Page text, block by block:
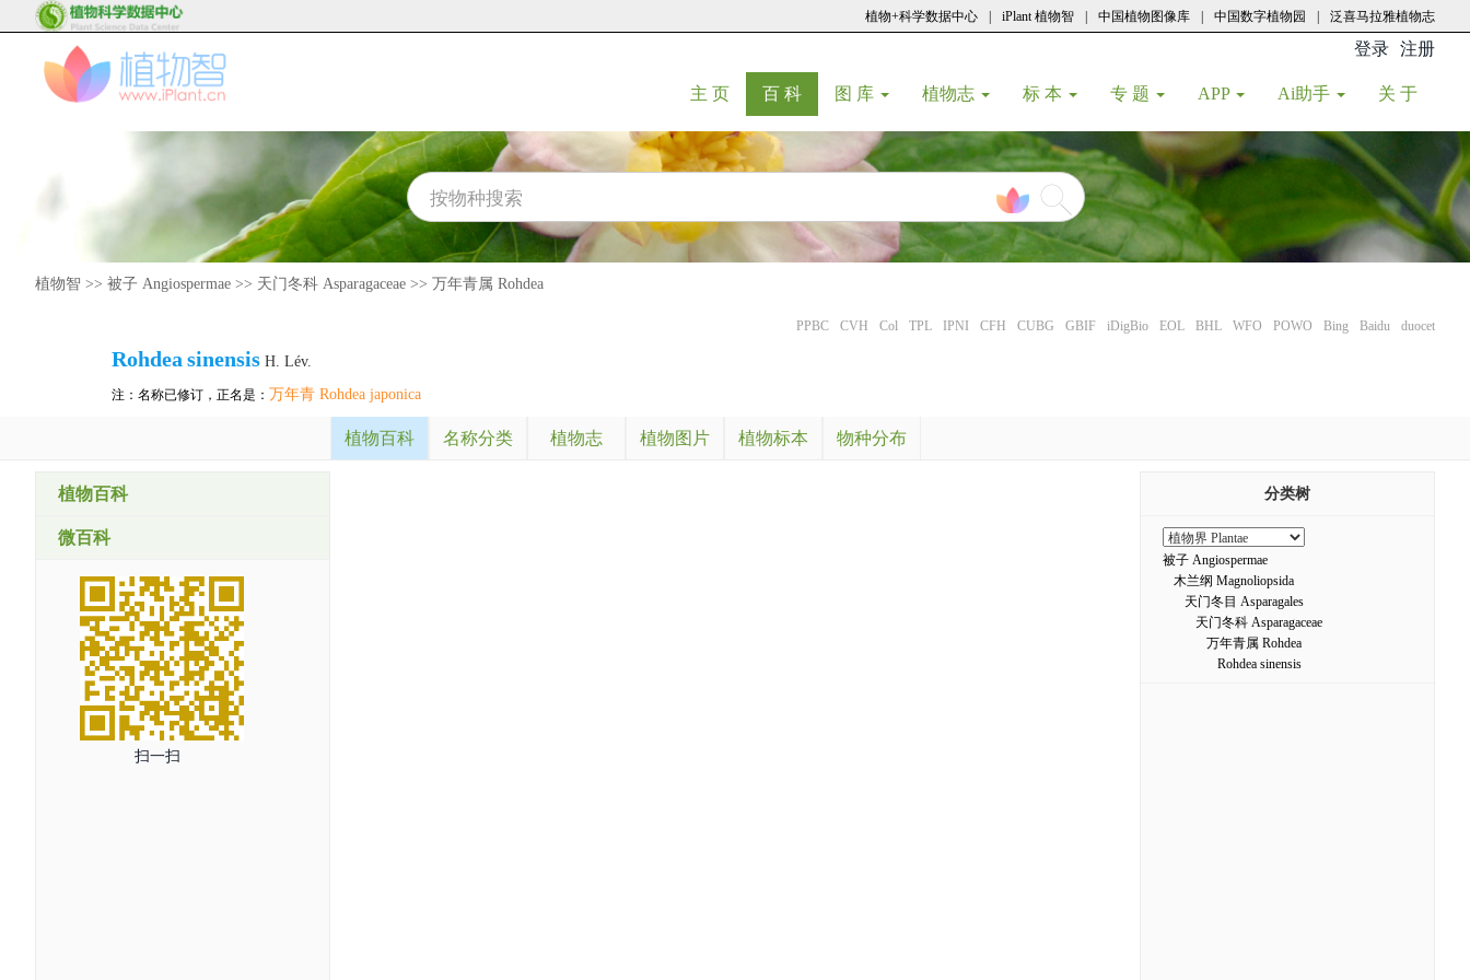
植物+科学数据中心 iPlant 植物智 中国植物图像库 中国数字植物园 泛喜马拉雅植物志
登录 注册
主 页(current)
百 科(current)
图 库 植物志 标 本 专 题 APP Ai助手 关 于
植物智 >> 被子 Angiospermae >> 天门冬科 Asparagaceae >> 万年青属 Rohdea
PPBC CVH Col TPL IPNI CFH CUBG GBIF iDigBio EOL BHL WFO POWO Bing Baidu duocet
Rohdea sinensis H. Lév.
注：名称已修订，正名是： 万年青 Rohdea japonica
植物百科 名称分类 植物志 植物图片 植物标本 物种分布
植物百科
微百科
扫一扫
分类树
被子 Angiospermae
木兰纲 Magnoliopsida
天门冬目 Asparagales
天门冬科 Asparagaceae
万年青属 Rohdea
Rohdea sinensis